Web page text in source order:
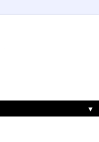
▼